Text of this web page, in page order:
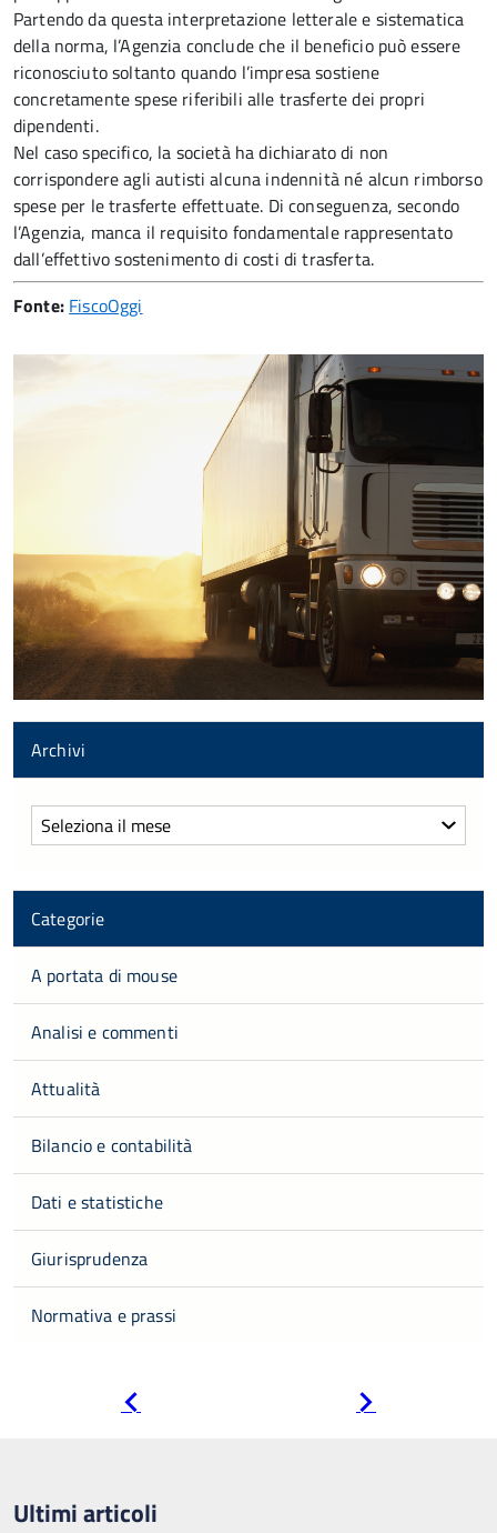
Partendo da questa interpretazione letterale e sistematica
della norma, l’Agenzia conclude che il beneficio può essere
riconosciuto soltanto quando l’impresa sostiene
concretamente spese riferibili alle trasferte dei propri
dipendenti.
Nel caso specifico, la società ha dichiarato di non
corrispondere agli autisti alcuna indennità né alcun rimborso
spese per le trasferte effettuate. Di conseguenza, secondo
l’Agenzia, manca il requisito fondamentale rappresentato
dall’effettivo sostenimento di costi di trasferta.
Fonte: FiscoOggi
Archivi
Archivi
Categorie
A portata di mouse
Analisi e commenti
Attualità
Bilancio e contabilità
Dati e statistiche
Giurisprudenza
Normativa e prassi
Ultimi articoli